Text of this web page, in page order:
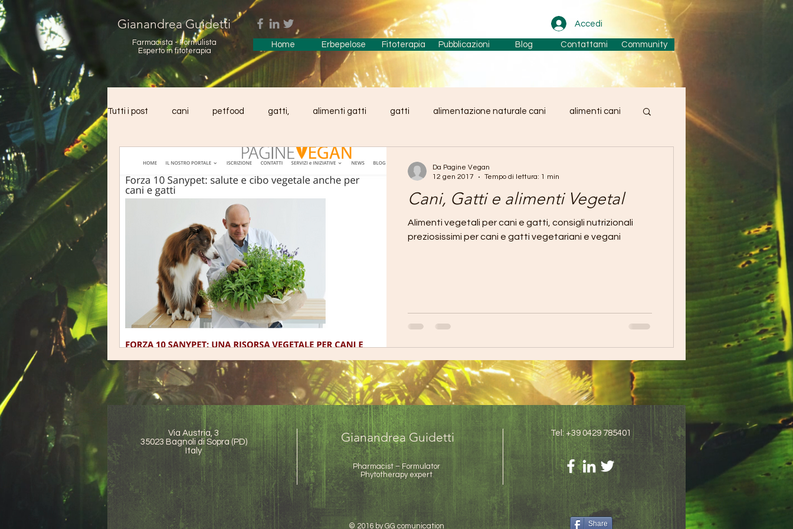
Gianandrea Guidetti
Farmacista - Formulista
Esperto in fitoterapia
Accedi
Home Erbepelose Fitoterapia Pubblicazioni Blog Contattami Community
Tutti i post cani petfood gatti, alimenti gatti gatti alimentazione naturale cani alimenti cani
Lamiaceae Liliaceae dieta barf
diabete Cani, Gatti e alimenti Vegetal
Alimenti vegetali per cani e gatti, consigli nutrizionali
preziosissimi per cani e gatti vegetariani e vegani
Da Pagine Vegan
12 gen 2017
Tempo di lettura: 1 min
Via Austria, 3
35023 Bagnoli di Sopra (PD)
Italy
Gianandrea Guidetti
Pharmacist – Formulator
Phytotherapy expert
Tel: +39 0429 785401
© 2016 by GG comunication Share